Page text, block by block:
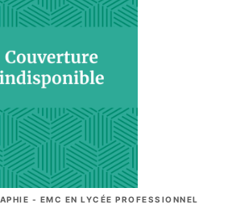
- EMC EN LYCÉE PROFESSIONNEL